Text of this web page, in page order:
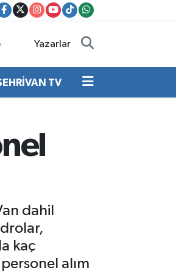
Yazarlar
TV
dahil
kaç
alım